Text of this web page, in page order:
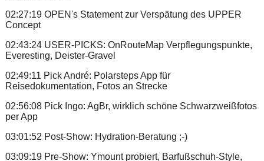
02:27:19 OPEN's Statement zur Verspätung des UPPER
Concept
02:43:24 USER-PICKS: OnRouteMap Verpflegungspunkte,
Everesting, Deister-Gravel
02:49:11 Pick André: Polarsteps App für
Reisedokumentation, Fotos an Strecke
02:56:08 Pick Ingo: AgBr, wirklich schöne Schwarzweißfotos
per App
03:01:52 Post-Show: Hydration-Beratung ;-)
03:09:19 Pre-Show: Ymount probiert, Barfußschuh-Style,